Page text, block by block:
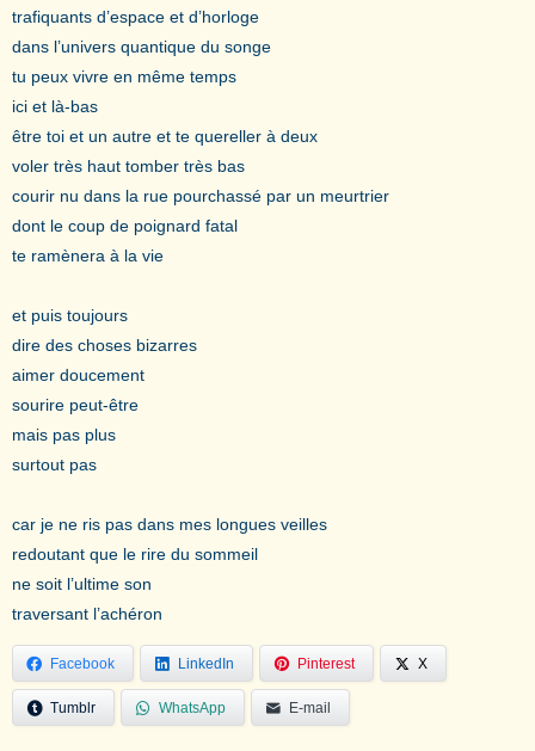
trafiquants d’espace et d’horloge
dans l’univers quantique du songe
tu peux vivre en même temps
ici et là-bas
être toi et un autre et te quereller à deux
voler très haut tomber très bas
courir nu dans la rue pourchassé par un meurtrier
dont le coup de poignard fatal
te ramènera à la vie
et puis toujours
dire des choses bizarres
aimer doucement
sourire peut-être
mais pas plus
surtout pas
car je ne ris pas dans mes longues veilles
redoutant que le rire du sommeil
ne soit l’ultime son
traversant l’achéron
Facebook LinkedIn Pinterest X
Tumblr WhatsApp E-mail